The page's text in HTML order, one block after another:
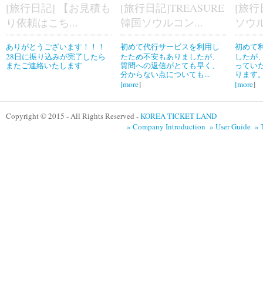
[旅行日記] 【お見積も
り依頼はこち...
ありがとうございます！！！
28日に振り込みが完了したら
またご連絡いたします
[旅行日記]TREASURE
韓国ソウルコン...
初めて代行サービスを利用し
たため不安もありましたが、
質問への返信がとても早く、
分からない点についても...
[more]
[旅行
ソウ
初めて
したが
ってい
ります
[more]
Copyright © 2015 - All Rights Reserved -KOREA TICKET LAND
» Company Introduction » User Guide »